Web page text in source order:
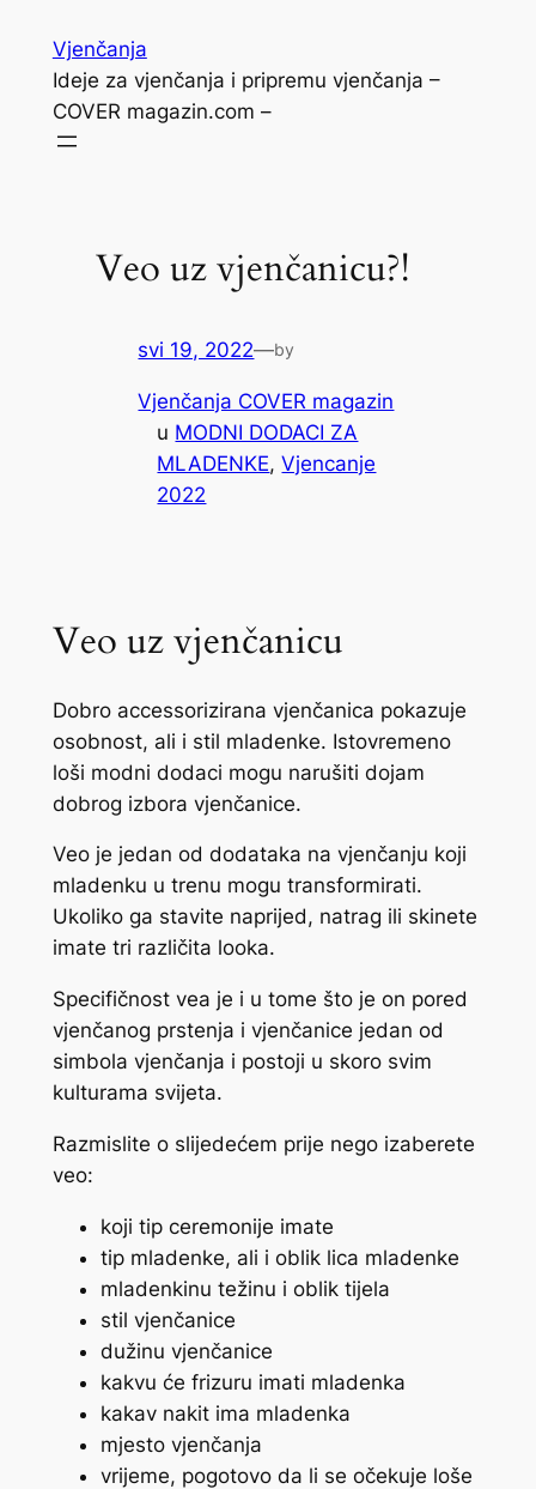
sadržaja
Vjenčanja
Ideje za vjenčanja i pripremu vjenčanja –
COVER magazin.com –
Veo uz vjenčanicu?!
svi 19, 2022—by
Vjenčanja COVER magazin
u MODNI DODACI ZA
MLADENKE, Vjencanje
2022
Veo uz vjenčanicu
Dobro accessorizirana vjenčanica pokazuje
osobnost, ali i stil mladenke. Istovremeno
loši modni dodaci mogu narušiti dojam
dobrog izbora vjenčanice.
Veo je jedan od dodataka na vjenčanju koji
mladenku u trenu mogu transformirati.
Ukoliko ga stavite naprijed, natrag ili skinete
imate tri različita looka.
Specifičnost vea je i u tome što je on pored
vjenčanog prstenja i vjenčanice jedan od
simbola vjenčanja i postoji u skoro svim
kulturama svijeta.
Razmislite o slijedećem prije nego izaberete
veo:
koji tip ceremonije imate
tip mladenke, ali i oblik lica mladenke
mladenkinu težinu i oblik tijela
stil vjenčanice
dužinu vjenčanice
kakvu će frizuru imati mladenka
kakav nakit ima mladenka
mjesto vjenčanja
vrijeme, pogotovo da li se očekuje loše